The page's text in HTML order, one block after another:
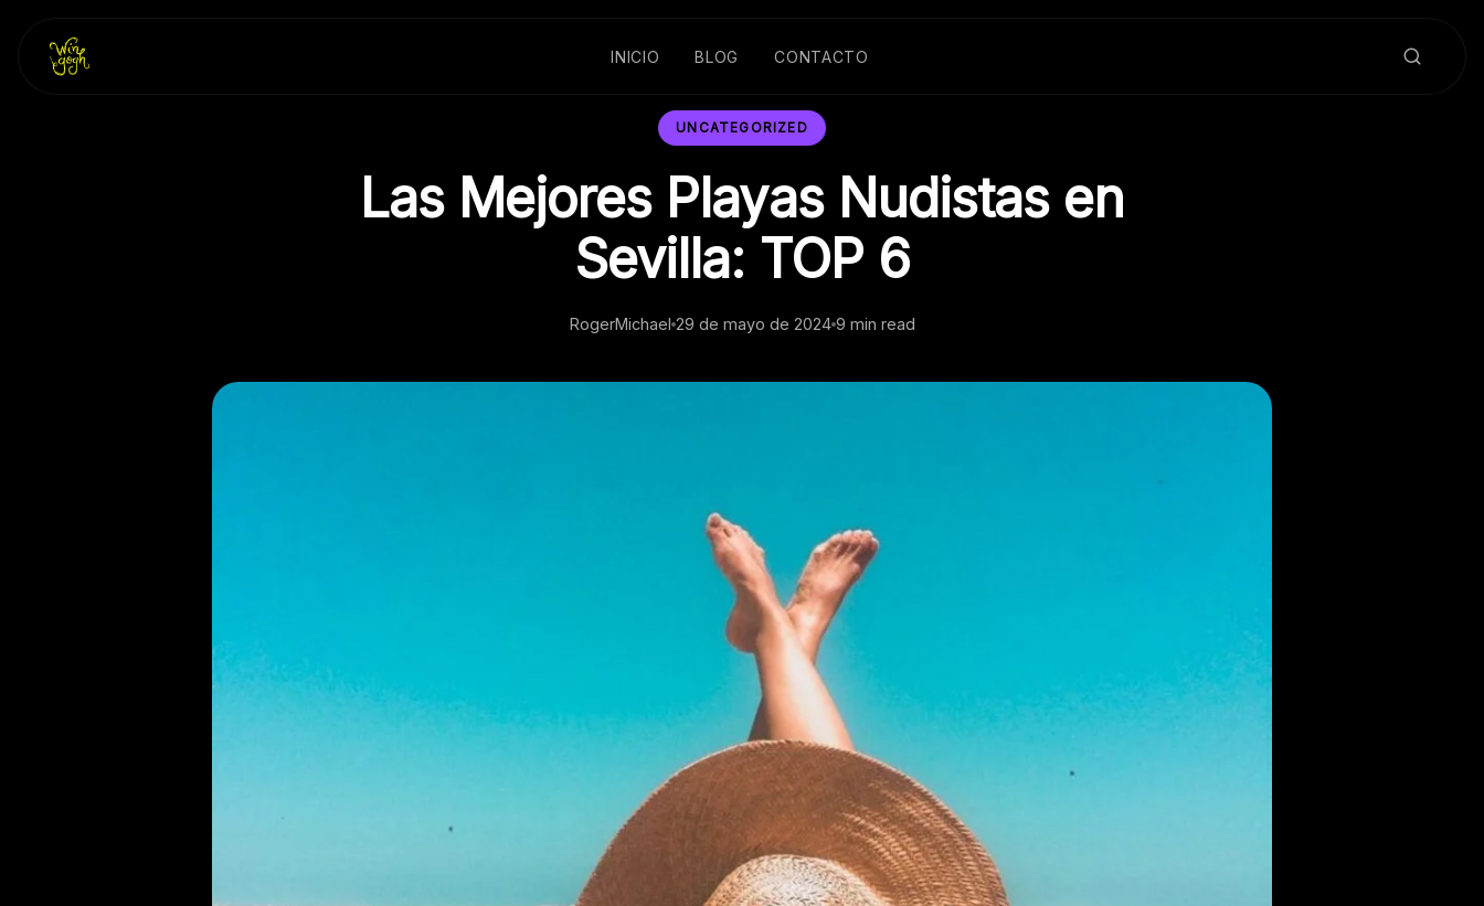
content
INICIO BLOG CONTACTO
UNCATEGORIZED
Las Mejores Playas Nudistas en
Sevilla: TOP 6
RogerMichael 29 de mayo de 2024 9 min read